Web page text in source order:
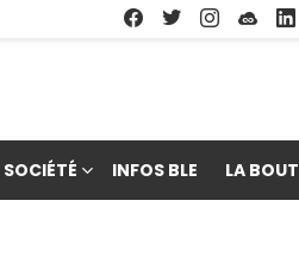
Facebook
TwitterInstagram
SOCIÉTÉ INFOS BLE LA